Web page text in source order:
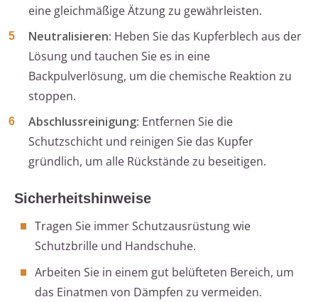
eine gleichmäßige Ätzung zu gewährleisten.
Neutralisieren: Heben Sie das Kupferblech aus der
Lösung und tauchen Sie es in eine
Backpulverlösung, um die chemische Reaktion zu
stoppen.
Abschlussreinigung: Entfernen Sie die
Schutzschicht und reinigen Sie das Kupfer
gründlich, um alle Rückstände zu beseitigen.
Sicherheitshinweise
Tragen Sie immer Schutzausrüstung wie
Schutzbrille und Handschuhe.
Arbeiten Sie in einem gut belüfteten Bereich, um
das Einatmen von Dämpfen zu vermeiden.